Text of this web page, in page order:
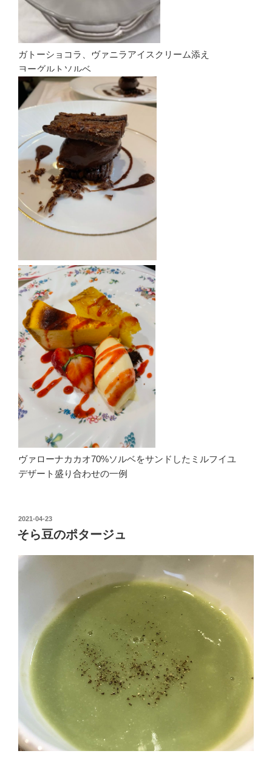
ガトーショコラ、ヴァニラアイスクリーム添え
ヨーグルトソルベ
ヴァローナカカオ70%ソルベをサンドしたミルフイユ
デザート盛り合わせの一例
投
稿
日:
2021-04-23
そら豆のポタージュ